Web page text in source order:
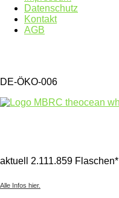
Datenschutz
Kontakt
AGB
DE-ÖKO-006
aktuell 2.111.859 Flaschen*
Alle Infos hier.